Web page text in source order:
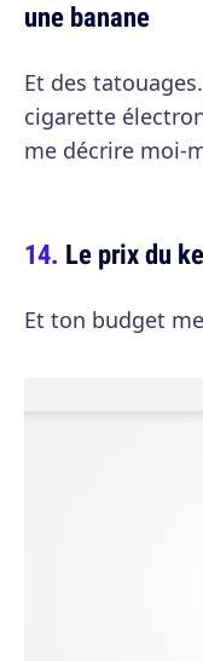
une banane
Et des
cigarette
me décrire moi-
Le prix du
Et ton budget